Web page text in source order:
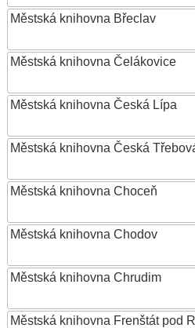
Městská knihovna Břeclav
Městská knihovna Čelákovice
Městská knihovna Česká Lípa
Městská knihovna Česká
Městská knihovna Choceň
Městská knihovna Chodov
Městská knihovna Chrudim
Městská knihovna Frenštát pod